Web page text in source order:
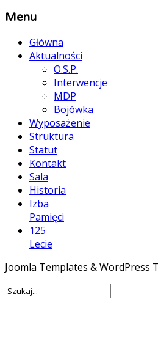
Menu
Główna
Aktualności
O.S.P.
Interwencje
MDP
Bojówka
Wyposażenie
Struktura
Statut
Kontakt
Sala
Historia
Izba
Pamięci
125
Lecie
Joomla Templates & WordPress